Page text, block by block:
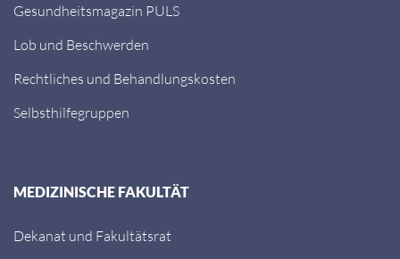
Gesundheitsmagazin PULS
Lob und Beschwerden
Rechtliches und Behandlungskosten
Selbsthilfegruppen
MEDIZINISCHE FAKULTÄT
Dekanat und Fakultätsrat